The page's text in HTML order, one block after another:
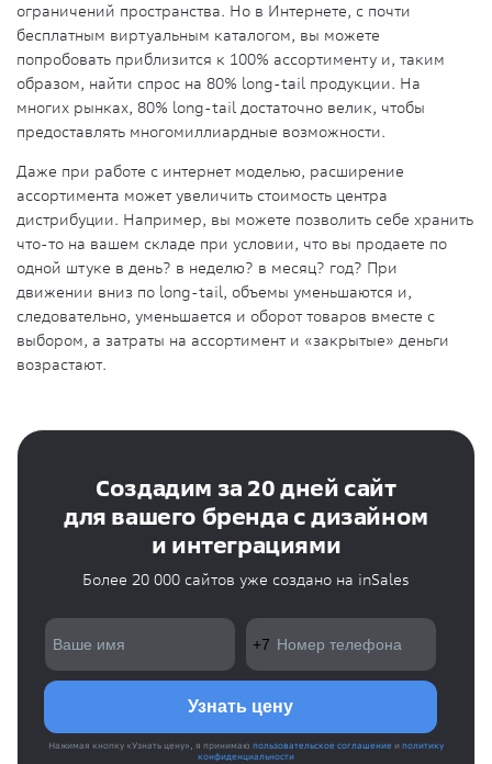
ограничений пространства. Но в Интернете, с почти
бесплатным виртуальным каталогом, вы можете
попробовать приблизится к 100% ассортименту и, таким
образом, найти спрос на 80% long-tail продукции. На
многих рынках, 80% long-tail достаточно велик, чтобы
предоставлять многомиллиардные возможности.
Даже при работе с интернет моделью, расширение
ассортимента может увеличить стоимость центра
дистрибуции. Например, вы можете позволить себе хранить
что-то на вашем складе при условии, что вы продаете по
одной штуке в день? в неделю? в месяц? год? При
движении вниз по long-tail, объемы уменьшаются и,
следовательно, уменьшается и оборот товаров вместе с
выбором, а затраты на ассортимент и «закрытые» деньги
возрастают.
Создадим за 20 дней сайт
для вашего бренда с дизайном
и интеграциями
Более 20 000 сайтов уже создано на inSales
Нажимая кнопку «Узнать цену», я принимаю пользовательское соглашение и политику
конфиденциальности